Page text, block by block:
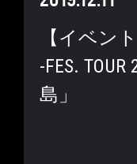
【イベン
-FES.
島」